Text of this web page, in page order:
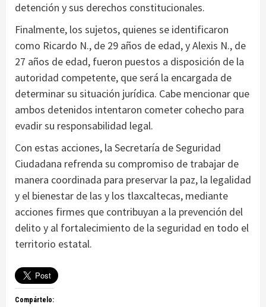
detención y sus derechos constitucionales.
Finalmente, los sujetos, quienes se identificaron
como Ricardo N., de 29 años de edad, y Alexis N., de
27 años de edad, fueron puestos a disposición de la
autoridad competente, que será la encargada de
determinar su situación jurídica. Cabe mencionar que
ambos detenidos intentaron cometer cohecho para
evadir su responsabilidad legal.
Con estas acciones, la Secretaría de Seguridad
Ciudadana refrenda su compromiso de trabajar de
manera coordinada para preservar la paz, la legalidad
y el bienestar de las y los tlaxcaltecas, mediante
acciones firmes que contribuyan a la prevención del
delito y al fortalecimiento de la seguridad en todo el
territorio estatal.
Compártelo: